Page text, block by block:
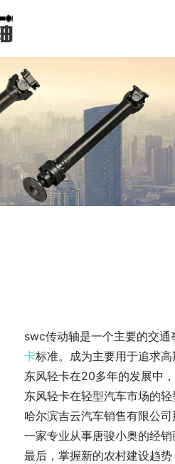
swc传动轴是一个主要的交通
卡标准。成为主要用于追求高
东风轻卡在20多年的发展中
东风轻卡在轻型汽车市场的
哈尔滨吉云汽车销售有限公
一家专业从事唐骏小奥的经
最后，掌握新的农村建设趋